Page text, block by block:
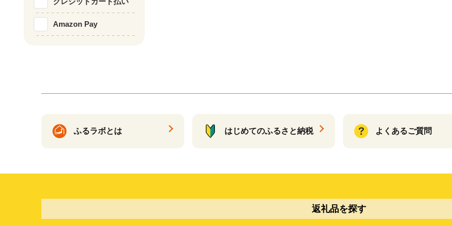
Amazon Pay
ふるラボとは はじめてのふるさと納税 よくあるご質問
返礼品を探す